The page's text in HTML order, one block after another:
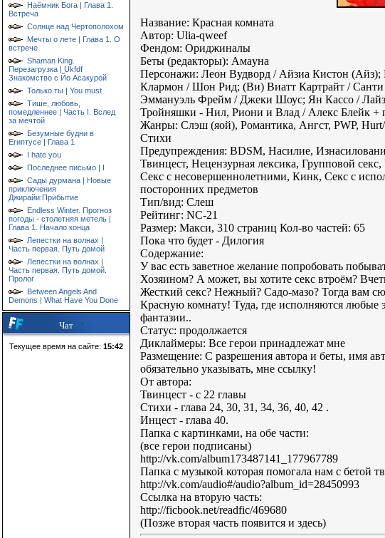
Наёмник Бога | Глава 1.
Встреча
Солнце над Чертополохом
Мечты о лете | Глава 1. О
встрече
Shaman King.
Перезагрузка | Ukfdf
Знакомство с Йо Асакурой
Только ты | You must
Тише, любовь,
помедленнее | Часть I. Вслед
за мечтой
Безумные будни в
Египтусе | Глава 1
I hate you
Последнее письмо | I
Сады дурмана | Новые
приключения
Джирайи:Прибытие
Endless Winter. Прогноз
погоды - столетняя метель |
Глава 1. Начало конца
Лепестки на волнах |
Часть первая. Путь домой
Лепестки на волнах |
Часть первая. Путь домой.
Пролог
Between Angels And
Demons | What Have You Done
Чат
Текущее время на сайте: 15:42
Название: Красная комната
Автор: Ulia-qweef
Фендом: Ориджиналы
Беты (редакторы): Aмaуна
Персонажи: Леон Вудворд / Айзиа Кистон
Клармон / Шон Рид; (Ви) Виатт Картрайт / Санти
Эммануэль Фрейм / Джеки Шоус; Ян Кассо / Лайз
Тройняшки - Нил, Риони и Влад / Алекс Блейк +
Жанры: Слэш (яой), Романтика, Ангст, PWP,
Стихи
Предупреждения: BDSM, Насилие,
Твинцест, Нецензурная лексика, Групповой
Секс с несовершеннолетними, Кинк, Секс с
посторонних предметов
Тип/вид: Слеш
Рейтинг: NC-21
Размер: Макси, 310 страниц Кол-во частей: 65
Пока что будет - Дилогия
Содержание:
У вас есть заветное желание попробовать
Хозяином? А может, вы хотите секс втроём?
Жесткий секс? Нежный? Садо-мазо? Тогда вам
Красную комнату! Туда, где исполняются любые
фантазии..
Статус: продолжается
Диклаймеры: Все герои принадлежат мне
Размещение: С разрешения автора и беты, имя
обязательно указывать, мне ссылку!
От автора:
Твинцест - с 22 главы
Стихи - глава 24, 30, 31, 34, 36, 40, 42 .
Инцест - глава 40.
Папка с картинками, на обе части:
(все герои подписаны)
http://vk.com/album173487141_177967789
Папка с музыкой которая помогала нам с бетой
http://vk.com/audio#/audio?album_id=28450993
Ссылка на вторую часть:
http://ficbook.net/readfic/469680
(Позже вторая часть появится и здесь)